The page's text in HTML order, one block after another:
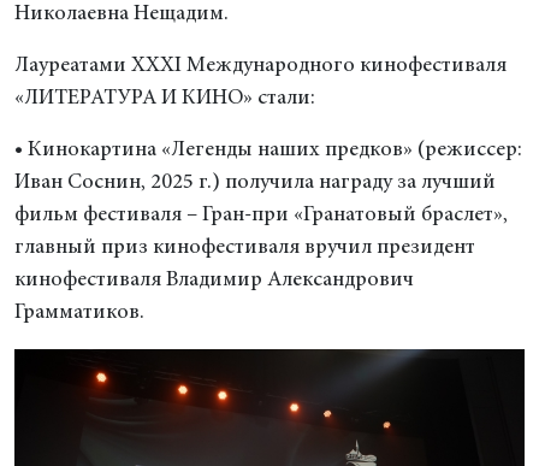
Николаевна Нещадим.
Лауреатами XХXI Международного кинофестиваля
«ЛИТЕРАТУРА И КИНО» стали:
• Кинокартина «Легенды наших предков» (режиссер:
Иван Соснин, 2025 г.) получила награду за лучший
фильм фестиваля – Гран-при «Гранатовый браслет»,
главный приз кинофестиваля вручил президент
кинофестиваля Владимир Александрович
Грамматиков.